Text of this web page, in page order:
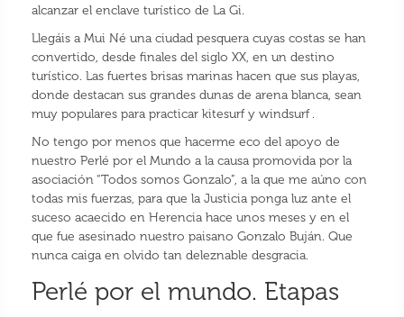
alcanzar el enclave turístico de La Gi.
Llegáis a Mui Né una ciudad pesquera cuyas costas se han
convertido, desde finales del siglo XX, en un destino
turístico. Las fuertes brisas marinas hacen que sus playas,
donde destacan sus grandes dunas de arena blanca, sean
muy populares para practicar kitesurf y windsurf .
No tengo por menos que hacerme eco del apoyo de
nuestro Perlé por el Mundo a la causa promovida por la
asociación “Todos somos Gonzalo”, a la que me aúno con
todas mis fuerzas, para que la Justicia ponga luz ante el
suceso acaecido en Herencia hace unos meses y en el
que fue asesinado nuestro paisano Gonzalo Buján. Que
nunca caiga en olvido tan deleznable desgracia.
Perlé por el mundo. Etapas